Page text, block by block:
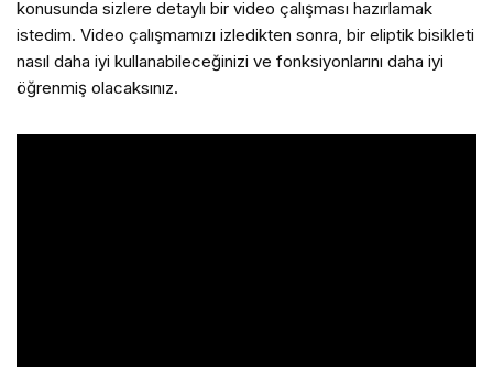
konusunda sizlere detaylı bir video çalışması hazırlamak
istedim. Video çalışmamızı izledikten sonra, bir eliptik bisikleti
nasıl daha iyi kullanabileceğinizi ve fonksiyonlarını daha iyi
öğrenmiş olacaksınız.